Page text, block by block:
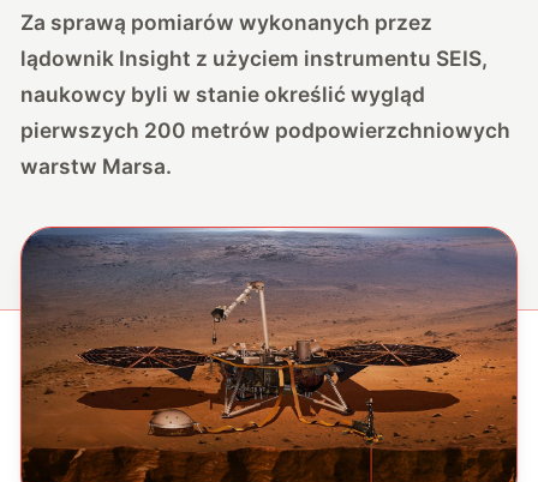
Za sprawą pomiarów wykonanych przez
lądownik Insight z użyciem instrumentu SEIS,
naukowcy byli w stanie określić wygląd
pierwszych 200 metrów podpowierzchniowych
warstw Marsa.